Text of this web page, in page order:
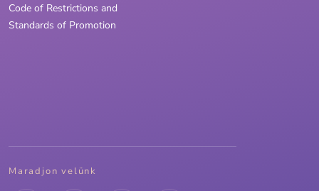
Code of Restrictions and
Standards of Promotion
Maradjon velünk